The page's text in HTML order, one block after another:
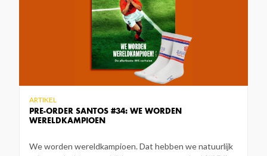
PRE-ORDER SANTOS #34: WE WORDEN
WERELDKAMPIOEN
ARTIKEL
We worden wereldkampioen. Dat hebben we natuurlijk